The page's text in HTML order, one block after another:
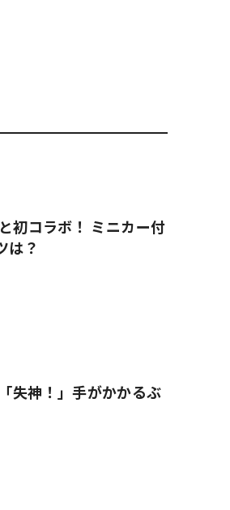
初コラボ！ ミニカー付
は？
失神！」手がかかるぶ